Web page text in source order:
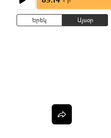
Երեկ Այսօր